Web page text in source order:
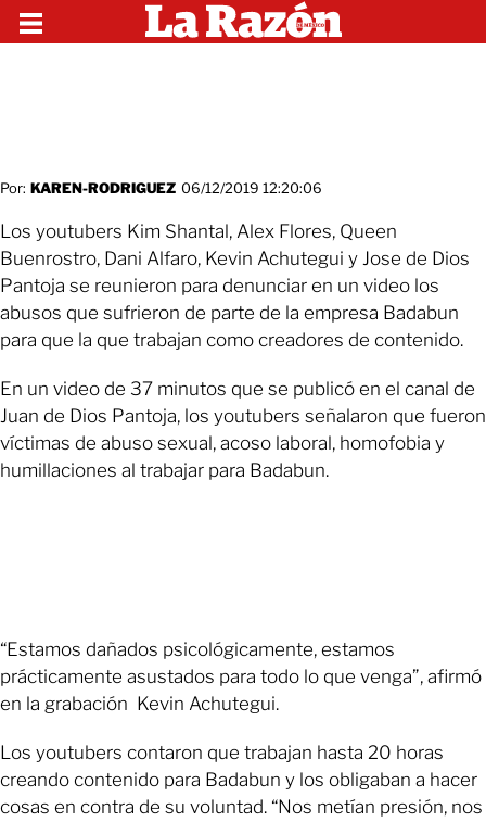
Por: KAREN-RODRIGUEZ 06/12/2019 12:20:06
Los youtubers Kim Shantal, Alex Flores, Queen
Buenrostro, Dani Alfaro, Kevin Achutegui y Jose de Dios
Pantoja se reunieron para denunciar en un video los
abusos que sufrieron de parte de la empresa Badabun
para que la que trabajan como creadores de contenido.
En un video de 37 minutos que se publicó en el canal de
Juan de Dios Pantoja, los youtubers señalaron que fueron
víctimas de abuso sexual, acoso laboral, homofobia y
humillaciones al trabajar para Badabun.
“Estamos dañados psicológicamente, estamos
prácticamente asustados para todo lo que venga”, afirmó
en la grabación Kevin Achutegui.
Los youtubers contaron que trabajan hasta 20 horas
creando contenido para Badabun y los obligaban a hacer
cosas en contra de su voluntad. “Nos metían presión, nos